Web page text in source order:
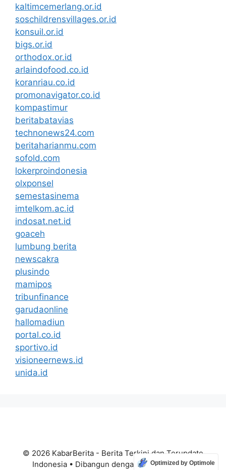
kaltimcemerlang.or.id
soschildrensvillages.or.id
konsuil.or.id
bigs.or.id
orthodox.or.id
arlaindofood.co.id
koranriau.co.id
promonavigator.co.id
kompastimur
beritabatavias
technonews24.com
beritaharianmu.com
sofold.com
lokerproindonesia
olxponsel
semestasinema
imtelkom.ac.id
indosat.net.id
goaceh
lumbung berita
newscakra
plusindo
mamipos
tribunfinance
garudaonline
hallomadiun
portal.co.id
sportivo.id
visioneernews.id
unida.id
© 2026 KabarBerita - Berita Terkini dan Terupdate
Indonesia• Dibangun denganGeneratePress
Optimized by Optimole